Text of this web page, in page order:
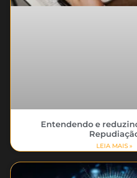
Entendendo e
LEIA MAIS »